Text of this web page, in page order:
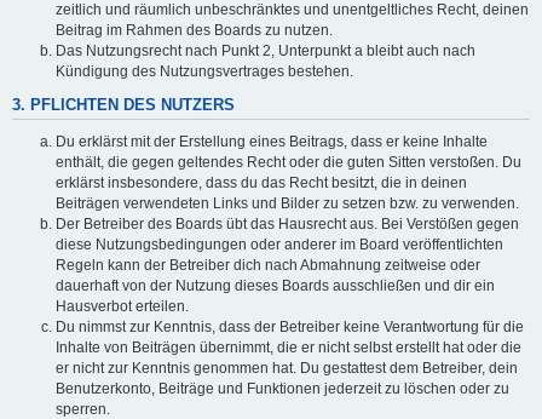
zeitlich und räumlich unbeschränktes und unentgeltliches Recht, deinen
Beitrag im Rahmen des Boards zu nutzen.
Das Nutzungsrecht nach Punkt 2, Unterpunkt a bleibt auch nach
Kündigung des Nutzungsvertrages bestehen.
3. PFLICHTEN DES NUTZERS
Du erklärst mit der Erstellung eines Beitrags, dass er keine Inhalte
enthält, die gegen geltendes Recht oder die guten Sitten verstoßen. Du
erklärst insbesondere, dass du das Recht besitzt, die in deinen
Beiträgen verwendeten Links und Bilder zu setzen bzw. zu verwenden.
Der Betreiber des Boards übt das Hausrecht aus. Bei Verstößen gegen
diese Nutzungsbedingungen oder anderer im Board veröffentlichten
Regeln kann der Betreiber dich nach Abmahnung zeitweise oder
dauerhaft von der Nutzung dieses Boards ausschließen und dir ein
Hausverbot erteilen.
Du nimmst zur Kenntnis, dass der Betreiber keine Verantwortung für die
Inhalte von Beiträgen übernimmt, die er nicht selbst erstellt hat oder die
er nicht zur Kenntnis genommen hat. Du gestattest dem Betreiber, dein
Benutzerkonto, Beiträge und Funktionen jederzeit zu löschen oder zu
sperren.